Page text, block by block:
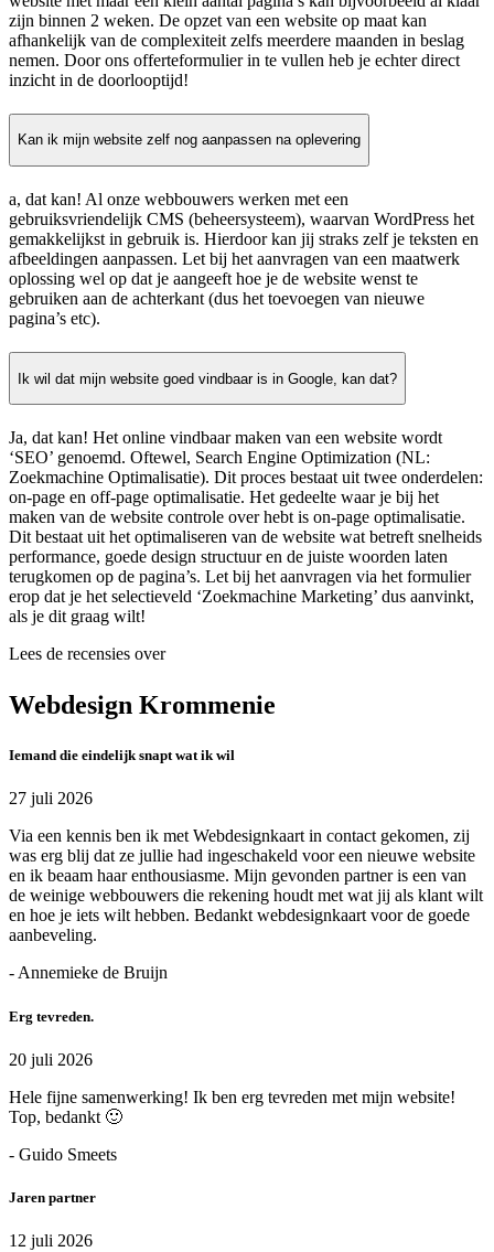
zijn binnen 2 weken. De opzet van een website op maat kan
afhankelijk van de complexiteit zelfs meerdere maanden in beslag
nemen. Door ons offerteformulier in te vullen heb je echter direct
inzicht in de doorlooptijd!
Kan ik mijn website zelf nog aanpassen na oplevering
a, dat kan! Al onze webbouwers werken met een
gebruiksvriendelijk CMS (beheersysteem), waarvan WordPress het
gemakkelijkst in gebruik is. Hierdoor kan jij straks zelf je teksten en
afbeeldingen aanpassen. Let bij het aanvragen van een maatwerk
oplossing wel op dat je aangeeft hoe je de website wenst te
gebruiken aan de achterkant (dus het toevoegen van nieuwe
pagina’s etc).
Ik wil dat mijn website goed vindbaar is in Google, kan dat?
Ja, dat kan! Het online vindbaar maken van een website wordt
‘SEO’ genoemd. Oftewel, Search Engine Optimization (NL:
Zoekmachine Optimalisatie). Dit proces bestaat uit twee onderdelen:
on-page en off-page optimalisatie. Het gedeelte waar je bij het
maken van de website controle over hebt is on-page optimalisatie.
Dit bestaat uit het optimaliseren van de website wat betreft snelheids
performance, goede design structuur en de juiste woorden laten
terugkomen op de pagina’s. Let bij het aanvragen via het formulier
erop dat je het selectieveld ‘Zoekmachine Marketing’ dus aanvinkt,
als je dit graag wilt!
Lees de recensies over
Webdesign Krommenie
Iemand die eindelijk snapt wat ik wil
27 juli 2026
Via een kennis ben ik met Webdesignkaart in contact gekomen, zij
was erg blij dat ze jullie had ingeschakeld voor een nieuwe website
en ik beaam haar enthousiasme. Mijn gevonden partner is een van
de weinige webbouwers die rekening houdt met wat jij als klant wilt
en hoe je iets wilt hebben. Bedankt webdesignkaart voor de goede
aanbeveling.
- Annemieke de Bruijn
Erg tevreden.
20 juli 2026
Hele fijne samenwerking! Ik ben erg tevreden met mijn website!
Top, bedankt 🙂
- Guido Smeets
Jaren partner
12 juli 2026